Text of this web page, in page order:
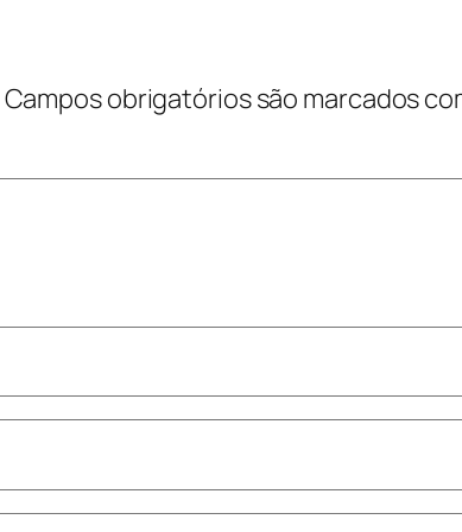
Campos obrigatórios são marcados